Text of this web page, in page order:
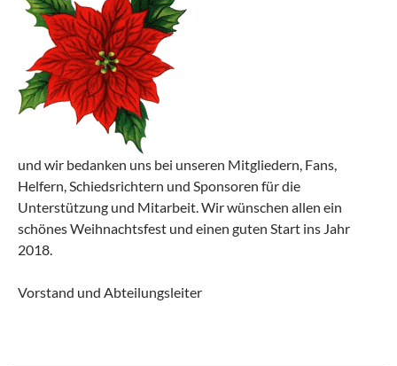
und wir bedanken uns bei unseren Mitgliedern, Fans,
Helfern, Schiedsrichtern und Sponsoren für die
Unterstützung und Mitarbeit. Wir wünschen allen ein
schönes Weihnachtsfest und einen guten Start ins Jahr
2018.
Vorstand und Abteilungsleiter